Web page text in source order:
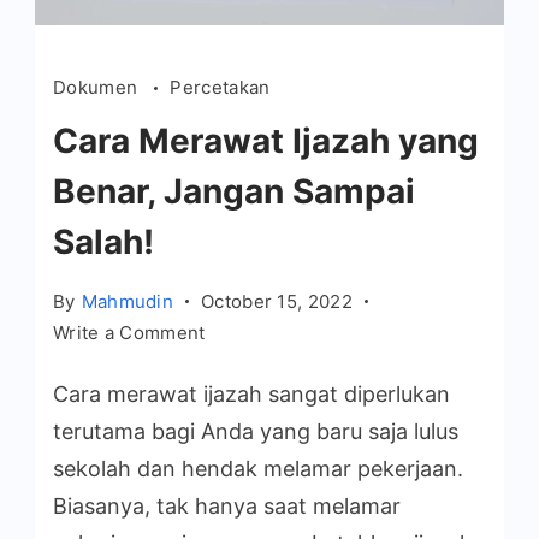
Dokumen Percetakan
Cara Merawat Ijazah yang
Benar, Jangan Sampai
Salah!
By Mahmudin
October 15, 2022
Write a Commenton
Merawat
Ijazah
yang
Jangan
Cara merawat ijazah sangat diperlukan
terutama bagi Anda yang baru saja lulus
sekolah dan hendak melamar pekerjaan.
Biasanya, tak hanya saat melamar